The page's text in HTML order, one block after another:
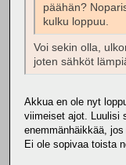
päähän?
kulku loppuu.
Voi sekin olla,
joten sähköt
Akkua en ole nyt
viimeiset ajot. Luulisi
enemmänhäikkää,
Ei ole sopivaa toista